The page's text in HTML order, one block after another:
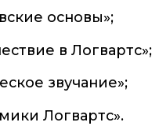
основы»;
в Логвартс»;
звучание»;
Логвартс».